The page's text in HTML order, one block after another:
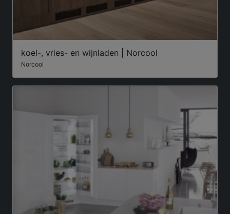
koel-, vries- en wijnladen | Norcool
Norcool